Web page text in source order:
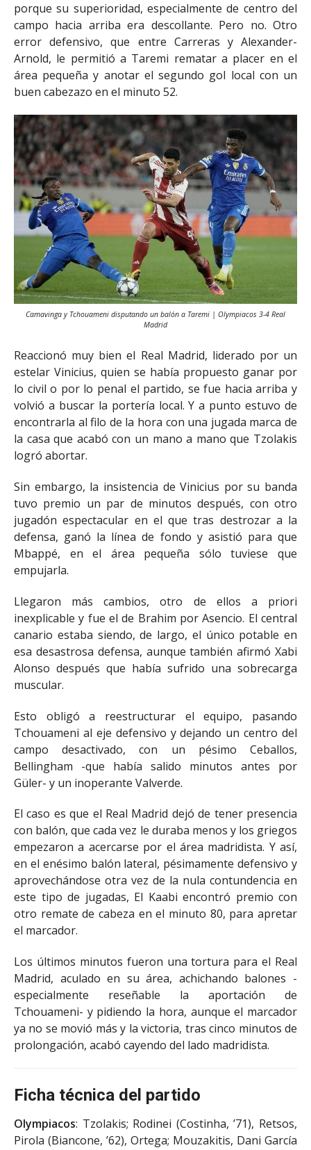
porque su superioridad, especialmente de centro del
campo hacia arriba era descollante. Pero no. Otro
error defensivo, que entre Carreras y Alexander-
Arnold, le permitió a Taremi rematar a placer en el
área pequeña y anotar el segundo gol local con un
buen cabezazo en el minuto 52.
Camavinga y Tchouameni disputando un balón a Taremi | Olympiacos 3-4 Real
Madrid
Reaccionó muy bien el Real Madrid, liderado por un
estelar Vinicius, quien se había propuesto ganar por
lo civil o por lo penal el partido, se fue hacia arriba y
volvió a buscar la portería local. Y a punto estuvo de
encontrarla al filo de la hora con una jugada marca de
la casa que acabó con un mano a mano que Tzolakis
logró abortar.
Sin embargo, la insistencia de Vinicius por su banda
tuvo premio un par de minutos después, con otro
jugadón espectacular en el que tras destrozar a la
defensa, ganó la línea de fondo y asistió para que
Mbappé, en el área pequeña sólo tuviese que
empujarla.
Llegaron más cambios, otro de ellos a priori
inexplicable y fue el de Brahim por Asencio. El central
canario estaba siendo, de largo, el único potable en
esa desastrosa defensa, aunque también afirmó Xabi
Alonso después que había sufrido una sobrecarga
muscular.
Esto obligó a reestructurar el equipo, pasando
Tchouameni al eje defensivo y dejando un centro del
campo desactivado, con un pésimo Ceballos,
Bellingham -que había salido minutos antes por
Güler- y un inoperante Valverde.
El caso es que el Real Madrid dejó de tener presencia
con balón, que cada vez le duraba menos y los griegos
empezaron a acercarse por el área madridista. Y así,
en el enésimo balón lateral, pésimamente defensivo y
aprovechándose otra vez de la nula contundencia en
este tipo de jugadas, El Kaabi encontró premio con
otro remate de cabeza en el minuto 80, para apretar
el marcador.
Los últimos minutos fueron una tortura para el Real
Madrid, aculado en su área, achichando balones -
especialmente reseñable la aportación de
Tchouameni- y pidiendo la hora, aunque el marcador
ya no se movió más y la victoria, tras cinco minutos de
prolongación, acabó cayendo del lado madridista.
Ficha técnica del partido
Olympiacos: Tzolakis; Rodinei (Costinha, ’71), Retsos,
Pirola (Biancone, ’62), Ortega; Mouzakitis, Dani García